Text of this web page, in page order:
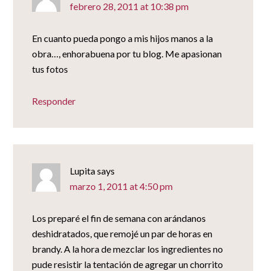
febrero 28, 2011 at 10:38 pm
En cuanto pueda pongo a mis hijos manos a la
obra…, enhorabuena por tu blog. Me apasionan
tus fotos
Responder
Lupitasays
marzo 1, 2011 at 4:50 pm
Los preparé el fin de semana con arándanos
deshidratados, que remojé un par de horas en
brandy. A la hora de mezclar los ingredientes no
pude resistir la tentación de agregar un chorrito